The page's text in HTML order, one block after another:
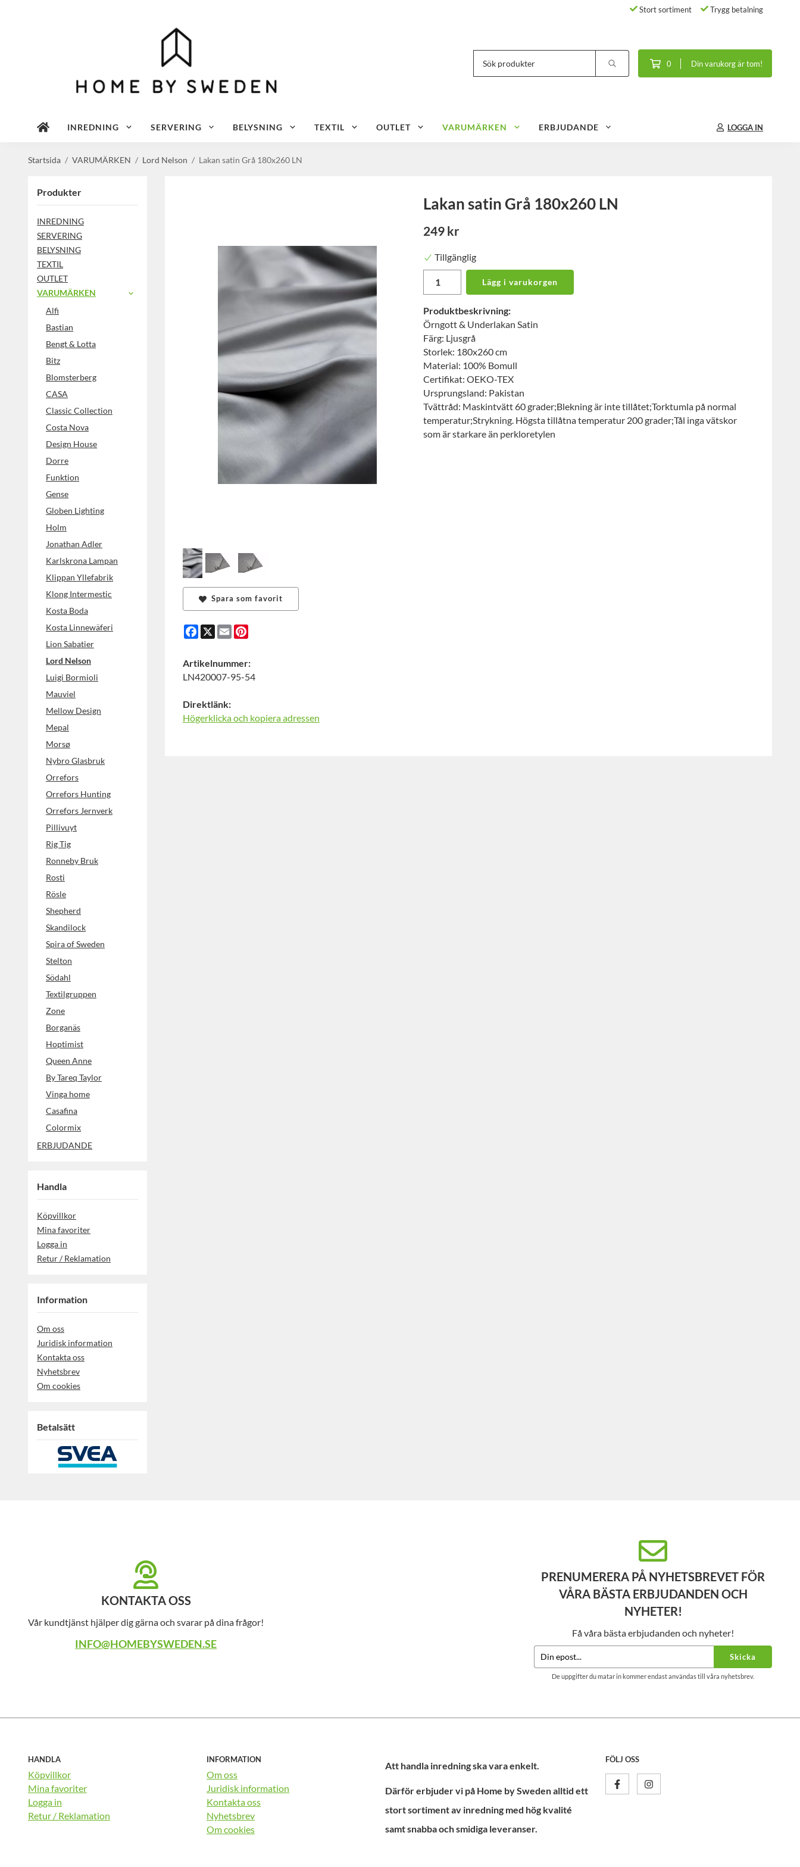
Stort sortiment Trygg betalning
0 Din varukorg är tom!
INREDNING SERVERING BELYSNING TEXTIL OUTLET VARUMÄRKEN ERBJUDANDE LOGGA IN
Startsida / VARUMÄRKEN / Lord Nelson / Lakan satin Grå 180x260 LN
Produkter
INREDNING
SERVERING
BELYSNING
TEXTIL
OUTLET
VARUMÄRKEN
Alfi
Bastian
Bengt & Lotta
Bitz
Blomsterberg
CASA
Classic Collection
Costa Nova
Design House
Dorre
Funktion
Gense
Globen Lighting
Holm
Jonathan Adler
Karlskrona Lampan
Klippan Yllefabrik
Klong Intermestic
Kosta Boda
Kosta Linnewäferi
Lion Sabatier
Lord Nelson
Luigi Bormioli
Mauviel
Mellow Design
Mepal
Morsø
Nybro Glasbruk
Orrefors
Orrefors Hunting
Orrefors Jernverk
Pillivuyt
Rig Tig
Ronneby Bruk
Rosti
Rösle
Shepherd
Skandilock
Spira of Sweden
Stelton
Södahl
Textilgruppen
Zone
Borganäs
Hoptimist
Queen Anne
By Tareq Taylor
Vinga home
Casafina
Colormix
ERBJUDANDE
Handla
Köpvillkor
Mina favoriter
Logga in
Retur / Reklamation
Information
Om oss
Juridisk information
Kontakta oss
Nyhetsbrev
Om cookies
Betalsätt
Lakan satin Grå 180x260 LN
249 kr
Tillgänglig
Lägg i varukorgen
Produktbeskrivning:
Örngott & Underlakan Satin
Färg: Ljusgrå
Storlek: 180x260 cm
Material: 100% Bomull
Certifikat: OEKO-TEX
Ursprungsland: Pakistan
Tvättråd: Maskintvätt 60 grader;Blekning är inte tillåtet;Torktumla på normal
temperatur;Strykning. Högsta tillåtna temperatur 200 grader;Tål inga vätskor
som är starkare än perkloretylen
Spara som favorit
Facebook
X Email
Artikelnummer:
LN420007-95-54
Direktlänk:
Högerklicka och kopiera adressen
KONTAKTA OSS
Vår kundtjänst hjälper dig gärna och svarar på dina frågor!
INFO@HOMEBYSWEDEN.SE
PRENUMERERA PÅ NYHETSBREVET FÖR
VÅRA BÄSTA ERBJUDANDEN OCH
NYHETER!
Få våra bästa erbjudanden och nyheter!
Skicka
De uppgifter du matar in kommer endast användas till våra nyhetsbrev.
HANDLA
Köpvillkor
Mina favoriter
Logga in
Retur / Reklamation
INFORMATION
Om oss
Juridisk information
Kontakta oss
Nyhetsbrev
Om cookies
Att handla inredning ska vara enkelt.
Därför erbjuder vi på Home by Sweden alltid ett
stort sortiment av inredning med hög kvalité
samt snabba och smidiga leveranser.
FÖLJ OSS